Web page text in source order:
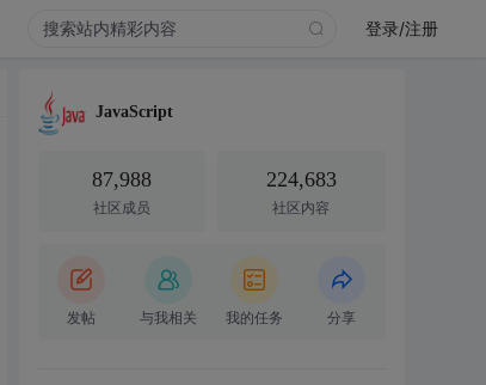
登录/注册
JavaScript
87,988
社区成员
224,683
社区内容
发帖 与我相关 我的任务 分享